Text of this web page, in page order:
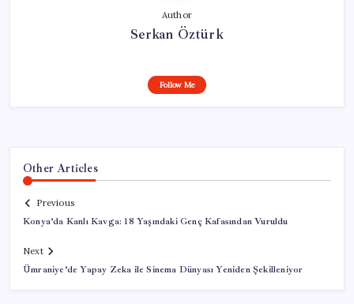
Author
Serkan Öztürk
Follow Me
Other Articles
Previous
Konya’da Kanlı Kavga: 18 Yaşındaki Genç Kafasından Vuruldu
Next
Ümraniye’de Yapay Zeka ile Sinema Dünyası Yeniden Şekilleniyor